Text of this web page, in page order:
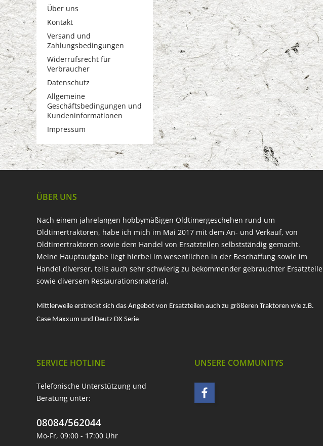
Über uns
Kontakt
Versand und
Zahlungsbedingungen
Widerrufsrecht für
Verbraucher
Datenschutz
Allgemeine
Geschäftsbedingungen und
Kundeninformationen
Impressum
ÜBER UNS
Nach einem jahrelangen hobbymäßigen Oldtimergeschehen rund um
Oldtimertraktoren, habe ich mich im Mai 2017 mit dem An- und Verkauf, von
Oldtimertraktoren sowie dem Handel von Ersatzteilen selbstständig gemacht.
Meine Hauptaufgabe liegt hierbei im wesentlichen in der Beschaffung sowie im
Handel diverser, teils auch sehr schwierig zu bekommender gebrauchter Ersatzteile
sowie diversem Restaurationsmaterial.
Mittlerweile erstreckt sich das Angebot von Ersatzteilen auch zu größeren Traktoren wie z.B.
Case Maxxum und Deutz DX Serie
SERVICE HOTLINE
Telefonische Unterstützung und
Beratung unter:
08084/562044
Mo-Fr, 09:00 - 17:00 Uhr
UNSERE COMMUNITYS